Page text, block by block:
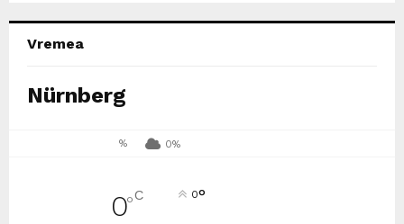
Vremea
Nürnberg
% 0%
0°C 0°